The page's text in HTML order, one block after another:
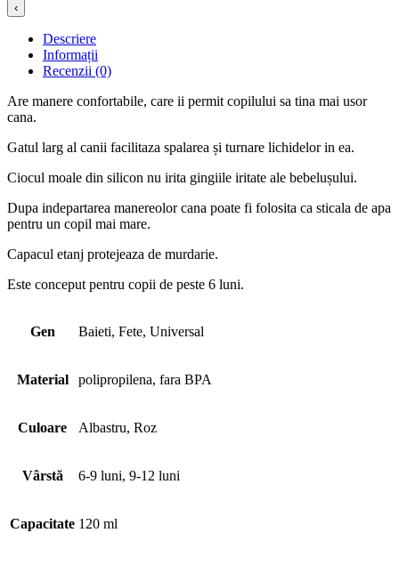
‹
Descriere
Informații
Recenzii (0)
Are manere confortabile, care ii permit copilului sa tina mai usor
cana.
Gatul larg al canii facilitaza spalarea și turnare lichidelor in ea.
Ciocul moale din silicon nu irita gingiile iritate ale bebelușului.
Dupa indepartarea manereolor cana poate fi folosita ca sticala de apa
pentru un copil mai mare.
Capacul etanj protejeaza de murdarie.
Este conceput pentru copii de peste 6 luni.
Gen Baieti, Fete, Universal
Material polipropilena, fara BPA
Culoare Albastru, Roz
Vârstă 6-9 luni, 9-12 luni
Capacitate 120 ml